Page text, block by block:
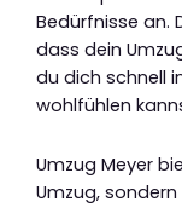
Bedürfnisse an.
dass dein
du dich schnell
wohlfühlen
Umzug Meyer
Umzug,